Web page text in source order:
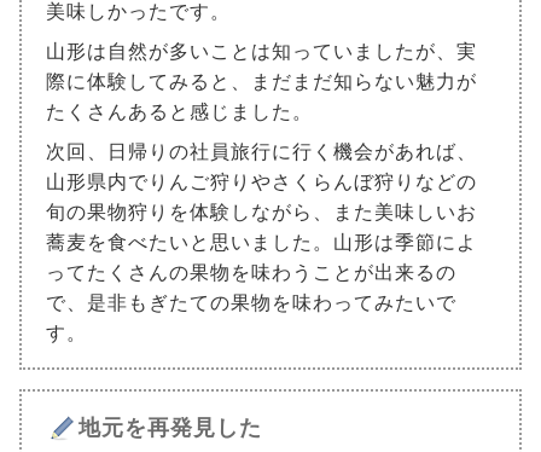
美味しかったです。
山形は自然が多いことは知っていましたが、実
際に体験してみると、まだまだ知らない魅力が
たくさんあると感じました。
次回、日帰りの社員旅行に行く機会があれば、
山形県内でりんご狩りやさくらんぼ狩りなどの
旬の果物狩りを体験しながら、また美味しいお
蕎麦を食べたいと思いました。山形は季節によ
ってたくさんの果物を味わうことが出来るの
で、是非もぎたての果物を味わってみたいで
す。
地元を再発見した